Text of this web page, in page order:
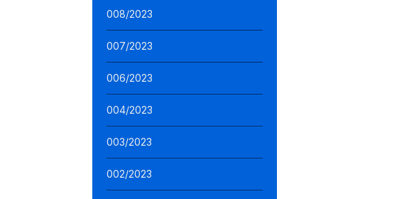
008/2023
007/2023
006/2023
004/2023
003/2023
002/2023